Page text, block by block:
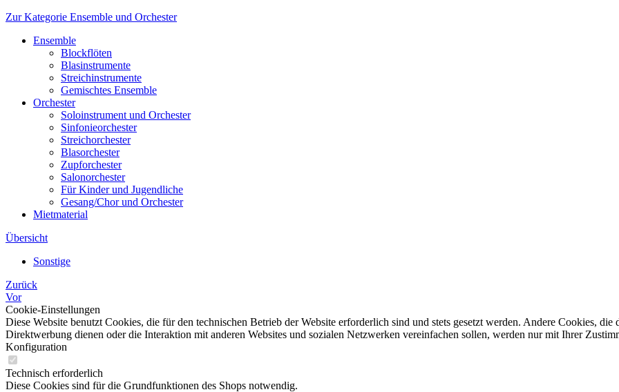
Zur Kategorie Ensemble und Orchester
Ensemble
Blockflöten
Blasinstrumente
Streichinstrumente
Gemischtes Ensemble
Orchester
Soloinstrument und Orchester
Sinfonieorchester
Streichorchester
Blasorchester
Zupforchester
Salonorchester
Für Kinder und Jugendliche
Gesang/Chor und Orchester
Mietmaterial
Übersicht
Sonstige
Zurück
Vor
Cookie-Einstellungen
Diese Website benutzt Cookies, die für den technischen Betrieb der Website erforderlich sind und stets gesetzt werden. Andere Cookies,
Direktwerbung dienen oder die Interaktion mit anderen Websites und sozialen Netzwerken vereinfachen sollen, werden nur mit Ihrer
Konfiguration
Technisch erforderlich
Diese Cookies sind für die Grundfunktionen des Shops notwendig.